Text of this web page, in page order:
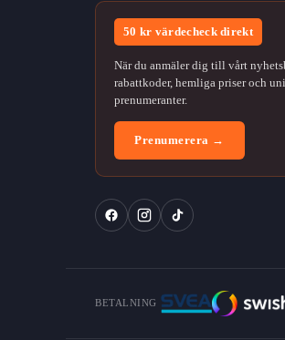
50 kr värdecheck direkt
När du anmäler dig till vårt
rabattkoder, hemliga priser och
prenumeranter.
Prenumerera →
BETALNING